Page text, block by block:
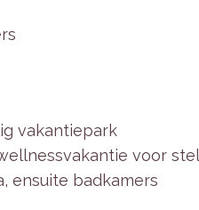
vakantiepark
voor
ensuite badkamers